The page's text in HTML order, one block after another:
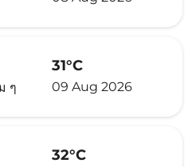
ๆ
31°C
09 Aug 2026
32°C